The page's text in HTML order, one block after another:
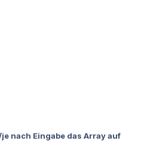
nach Eingabe das Array auf